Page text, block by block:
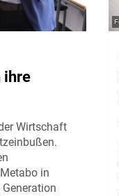
ihre
Wirtschaft
in